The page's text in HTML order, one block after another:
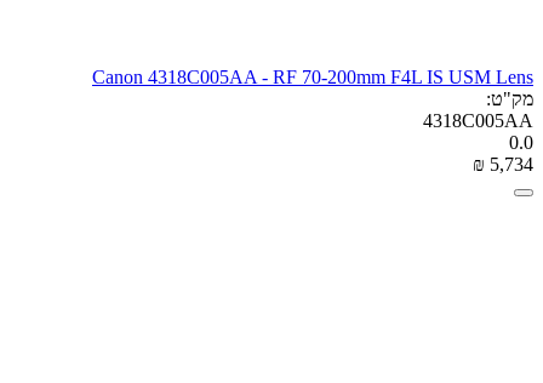
Canon 4318C005AA - RF 70-200mm F4L IS USM Lens
מק"ט:
4318C005AA
0.0
₪ 5,734